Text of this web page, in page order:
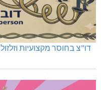
דו"צ בחוסר מקצועיות וזלזול